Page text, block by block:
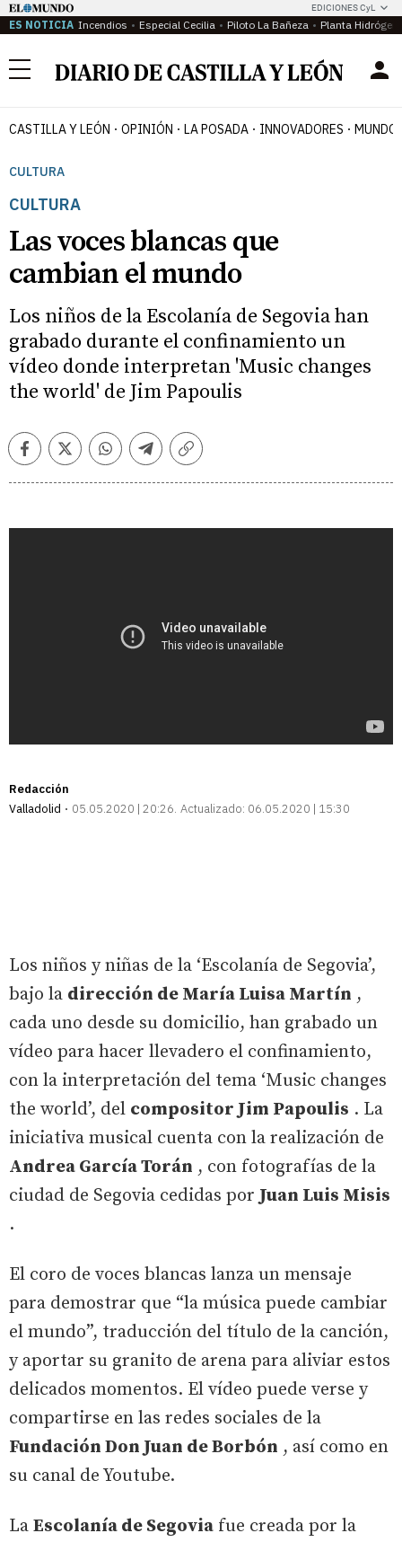
EDICIONES CyL
ES NOTICIA Incendios Especial Cecilia Piloto La Bañeza Planta
Menú
CASTILLA Y LEÓN OPINIÓN LA POSADA INNOVADORES MUNDO
CULTURA
CULTURA
Las voces blancas que
cambian el mundo
Los niños de la Escolanía de Segovia han
grabado durante el confinamiento un
vídeo donde interpretan 'Music changes
the world' de Jim Papoulis
FacebookTwitterWhatsappTelegramCopiar
Redacción
Valladolid
05.05.2020 | 20:26 Actualizado: 06.05.2020 | 15:30
Los niños y niñas de la ‘Escolanía de Segovia’,
bajo la dirección de María Luisa Martín ,
cada uno desde su domicilio, han grabado un
vídeo para hacer llevadero el confinamiento,
con la interpretación del tema ‘Music changes
the world’, del compositor Jim Papoulis . La
iniciativa musical cuenta con la realización de
Andrea García Torán , con fotografías de la
ciudad de Segovia cedidas por Juan Luis Misis
.
El coro de voces blancas lanza un mensaje
para demostrar que “la música puede cambiar
el mundo”, traducción del título de la canción,
y aportar su granito de arena para aliviar estos
delicados momentos. El vídeo puede verse y
compartirse en las redes sociales de la
Fundación Don Juan de Borbón , así como en
su canal de Youtube.
La Escolanía de Segovia fue creada por la